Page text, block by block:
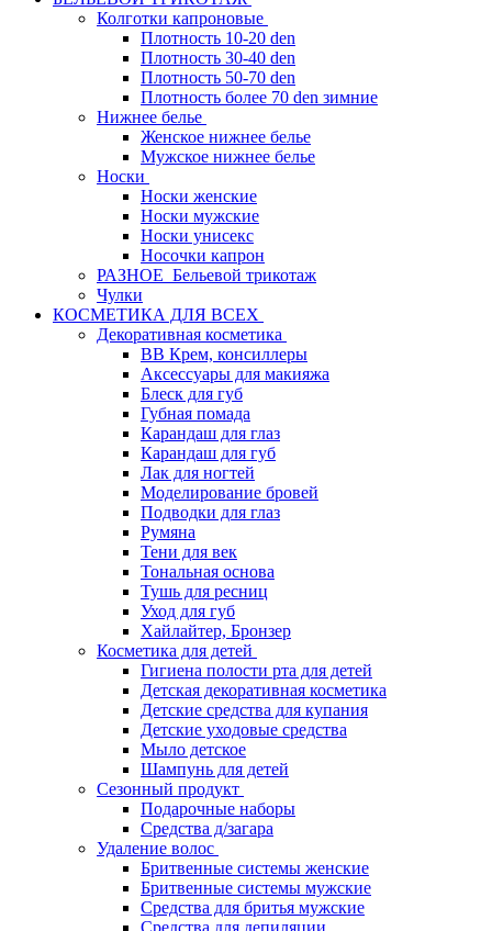
Колготки капроновые
Плотность 10-20 den
Плотность 30-40 den
Плотность 50-70 den
Плотность более 70 den зимние
Нижнее белье
Женское нижнее белье
Мужское нижнее белье
Носки
Носки женские
Носки мужские
Носки унисекс
Носочки капрон
РАЗНОЕ_Бельевой трикотаж
Чулки
КОСМЕТИКА ДЛЯ ВСЕХ
Декоративная косметика
BB Крем, консиллеры
Аксессуары для макияжа
Блеск для губ
Губная помада
Карандаш для глаз
Карандаш для губ
Лак для ногтей
Моделирование бровей
Подводки для глаз
Румяна
Тени для век
Тональная основа
Тушь для ресниц
Уход для губ
Хайлайтер, Бронзер
Косметика для детей
Гигиена полости рта для детей
Детская декоративная косметика
Детские средства для купания
Детские уходовые средства
Мыло детское
Шампунь для детей
Сезонный продукт
Подарочные наборы
Средства д/загара
Удаление волос
Бритвенные системы женские
Бритвенные системы мужские
Средства для бритья мужские
Средства для депиляции